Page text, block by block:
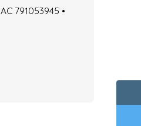
791053945 •